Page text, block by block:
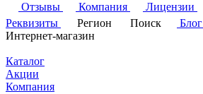
Отзывы
Компания Лицензии
Реквизиты
Регион Поиск Блог
Интернет-магазин
Каталог
Акции
Компания